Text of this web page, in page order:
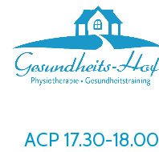
content
ACP 17.30-18.00